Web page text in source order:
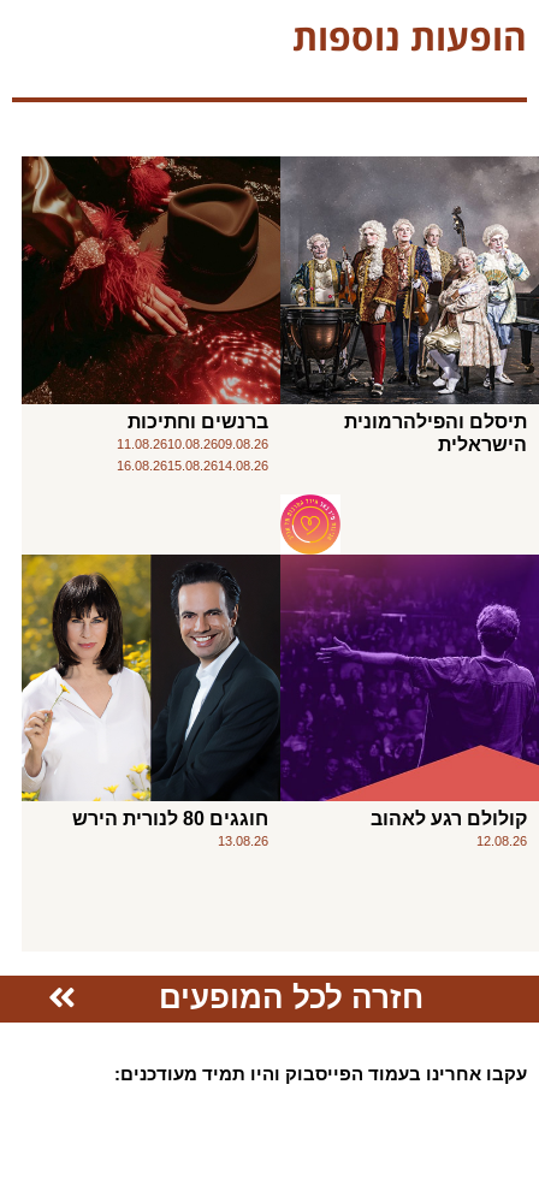
הופעות נוספות
תיסלם והפילהרמונית
הישראלית
ברנשים וחתיכות
09.08.26
10.08.26
11.08.26
14.08.26
15.08.26
16.08.26
קולולם רגע לאהוב
12.08.26
חוגגים 80 לנורית הירש
13.08.26
חזרה לכל המופעים
עקבו אחרינו בעמוד הפייסבוק והיו תמיד מעודכנים: